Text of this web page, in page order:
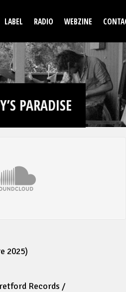
LABEL RADIO WEBZINE
PARADISE
2025)
Records /